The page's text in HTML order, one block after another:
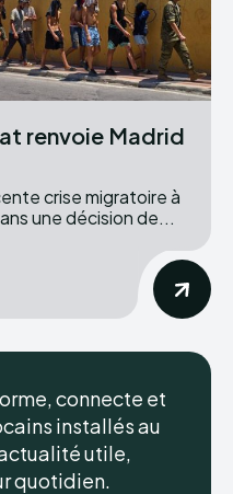
renvoie Madrid
crise migratoire à
une décision de...
connecte et
installés au
utile,
quotidien.